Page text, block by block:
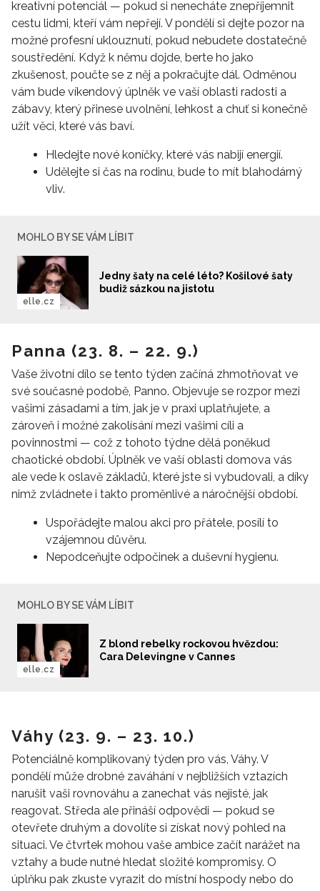
kreativní potenciál — pokud si nenecháte znepříjemnit
cestu lidmi, kteří vám nepřejí. V pondělí si dejte pozor na
možné profesní uklouznutí, pokud nebudete dostatečně
soustředění. Když k němu dojde, berte ho jako
zkušenost, poučte se z něj a pokračujte dál. Odměnou
vám bude víkendový úplněk ve vaší oblasti radosti a
zábavy, který přinese uvolnění, lehkost a chuť si konečně
užít věci, které vás baví.
Hledejte nové koníčky, které vás nabijí energií.
Udělejte si čas na rodinu, bude to mít blahodárný
vliv.
MOHLO BY SE VÁM LÍBIT
Jedny šaty na celé léto? Košilové šaty
budiž sázkou na jistotu
elle.cz
Panna (23. 8. – 22. 9.)
Vaše životní dílo se tento týden začíná zhmotňovat ve
své současné podobě, Panno. Objevuje se rozpor mezi
vašimi zásadami a tím, jak je v praxi uplatňujete, a
zároveň i možné zakolísání mezi vašimi cíli a
povinnostmi — což z tohoto týdne dělá poněkud
chaotické období. Úplněk ve vaší oblasti domova vás
ale vede k oslavě základů, které jste si vybudovali, a díky
nimž zvládnete i takto proměnlivé a náročnější období.
Uspořádejte malou akci pro přátele, posílí to
vzájemnou důvěru.
Nepodceňujte odpočinek a duševní hygienu.
MOHLO BY SE VÁM LÍBIT
Z blond rebelky rockovou hvězdou:
Cara Delevingne v Cannes
elle.cz
Váhy (23. 9. – 23. 10.)
Potenciálně komplikovaný týden pro vás, Váhy. V
pondělí může drobné zaváhání v nejbližších vztazích
narušit vaši rovnováhu a zanechat vás nejisté, jak
reagovat. Středa ale přináší odpovědi — pokud se
otevřete druhým a dovolíte si získat nový pohled na
situaci. Ve čtvrtek mohou vaše ambice začít narážet na
vztahy a bude nutné hledat složité kompromisy. O
úplňku pak zkuste vyrazit do místní hospody nebo do